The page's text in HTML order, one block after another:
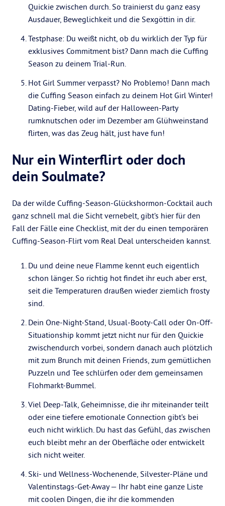
Quickie zwischen durch. So trainierst du ganz easy
Ausdauer, Beweglichkeit und die Sexgöttin in dir.
Testphase: Du weißt nicht, ob du wirklich der Typ für
exklusives Commitment bist? Dann mach die Cuffing
Season zu deinem Trial-Run.
Hot Girl Summer verpasst? No Problemo! Dann mach
die Cuffing Season einfach zu deinem Hot Girl Winter!
Dating-Fieber, wild auf der Halloween-Party
rumknutschen oder im Dezember am Glühweinstand
flirten, was das Zeug hält, just have fun!
Nur ein Winterflirt oder doch
dein Soulmate?
Da der wilde Cuffing-Season-Glückshormon-Cocktail auch
ganz schnell mal die Sicht vernebelt, gibt’s hier für den
Fall der Fälle eine Checklist, mit der du einen temporären
Cuffing-Season-Flirt vom Real Deal unterscheiden kannst.
Du und deine neue Flamme kennt euch eigentlich
schon länger. So richtig hot findet ihr euch aber erst,
seit die Temperaturen draußen wieder ziemlich frosty
sind.
Dein One-Night-Stand, Usual-Booty-Call oder On-Off-
Situationship kommt jetzt nicht nur für den Quickie
zwischendurch vorbei, sondern danach auch plötzlich
mit zum Brunch mit deinen Friends, zum gemütlichen
Puzzeln und Tee schlürfen oder dem gemeinsamen
Flohmarkt-Bummel.
Viel Deep-Talk, Geheimnisse, die ihr miteinander teilt
oder eine tiefere emotionale Connection gibt’s bei
euch nicht wirklich. Du hast das Gefühl, das zwischen
euch bleibt mehr an der Oberfläche oder entwickelt
sich nicht weiter.
Ski- und Wellness-Wochenende, Silvester-Pläne und
Valentinstags-Get-Away — Ihr habt eine ganze Liste
mit coolen Dingen, die ihr die kommenden